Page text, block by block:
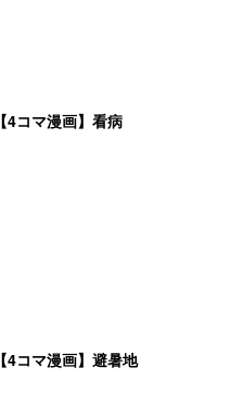
【4コマ漫画】看病
【4コマ漫画】避暑地